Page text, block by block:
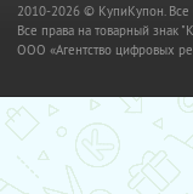
2010-2026 © КупиКупон. Все
Все права на товарный знак
OOO «Агентство цифровых